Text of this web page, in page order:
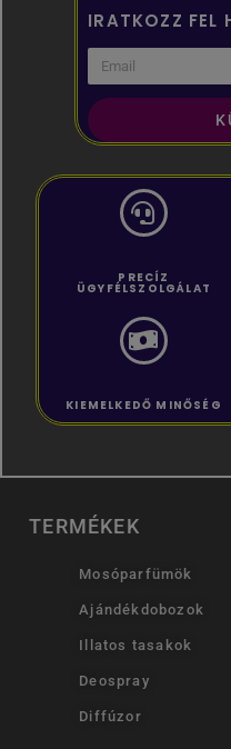
IRATKOZZ FEL
PRECÍZ
ÜGYFÉLSZOLGÁLAT
KIEMELKEDŐ MINŐSÉG
TERMÉKEK
Mosóparfümök
Ajándékdobozok
Illatos tasakok
Deospray
Diffúzor